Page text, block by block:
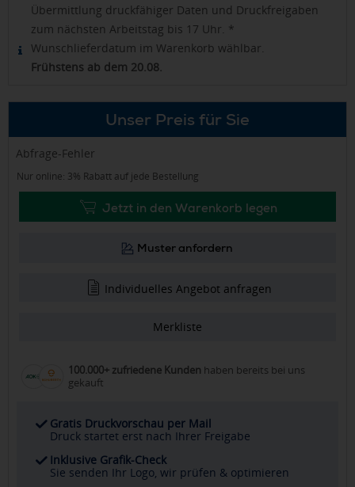
Übermittlung druckfähiger Daten und Druckfreigaben
zum nächsten Arbeitstag bis 17 Uhr. *
Wunschlieferdatum im Warenkorb wählbar.
Frühstens ab dem 20.08.
Unser Preis für Sie
Abfrage-Fehler
Nur online: 3% Rabatt auf jede Bestellung
Jetzt in den Warenkorb legen
Muster anfordern
Individuelles Angebot anfragen
Merkliste
100.000+ zufriedene Kunden haben bereits bei uns
gekauft
Gratis Druckvorschau per Mail
Druck startet erst nach Ihrer Freigabe
Inklusive Grafik-Check
Sie senden Ihr Logo, wir prüfen & optimieren